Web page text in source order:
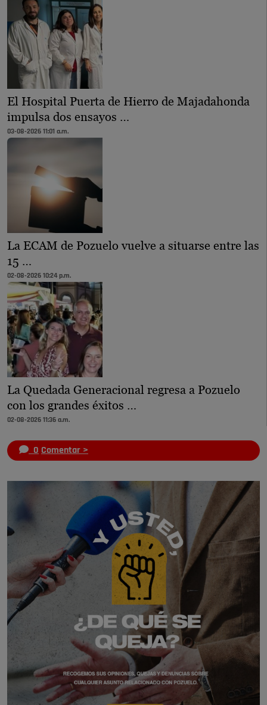
El Hospital Puerta de Hierro de Majadahonda
impulsa dos ensayos …
03-08-2026 11:01 a.m.
La ECAM de Pozuelo vuelve a situarse entre las
15 …
02-08-2026 10:24 p.m.
La Quedada Generacional regresa a Pozuelo
con los grandes éxitos …
02-08-2026 11:36 a.m.
0 Comentar >